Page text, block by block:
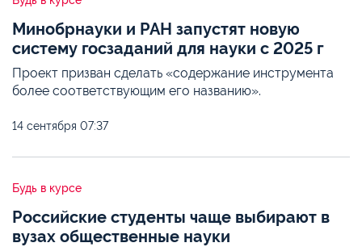
Минобрнауки и РАН запустят новую
систему госзаданий для науки с 2025 г
Проект призван сделать «содержание инструмента
более соответствующим его названию».
14 сентября 07:37
Будь в курсе
Российские студенты чаще выбирают в
вузах общественные науки